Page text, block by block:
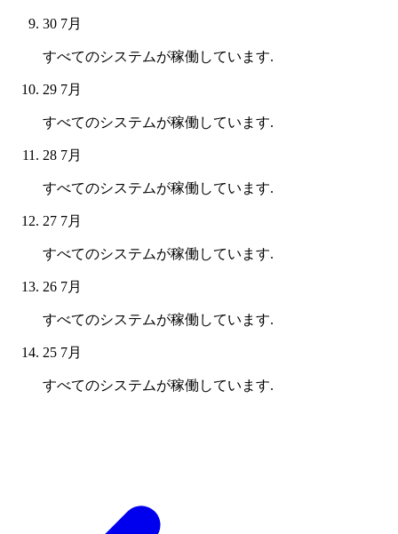
30 7月
すべてのシステムが稼働しています.
29 7月
すべてのシステムが稼働しています.
28 7月
すべてのシステムが稼働しています.
27 7月
すべてのシステムが稼働しています.
26 7月
すべてのシステムが稼働しています.
25 7月
すべてのシステムが稼働しています.